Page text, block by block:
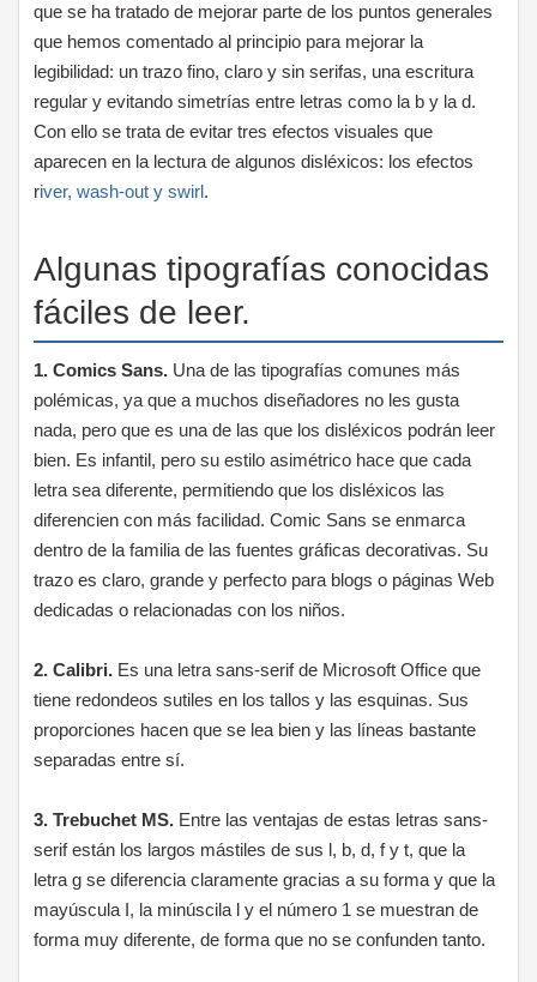
que se ha tratado de mejorar parte de los puntos generales
que hemos comentado al principio para mejorar la
legibilidad: un trazo fino, claro y sin serifas, una escritura
regular y evitando simetrías entre letras como la b y la d.
Con ello se trata de evitar tres efectos visuales que
aparecen en la lectura de algunos disléxicos: los efectos
river, wash-out y swirl.
Algunas tipografías conocidas
fáciles de leer.
1. Comics Sans. Una de las tipografías comunes más
polémicas, ya que a muchos diseñadores no les gusta
nada, pero que es una de las que los disléxicos podrán leer
bien. Es infantil, pero su estilo asimétrico hace que cada
letra sea diferente, permitiendo que los disléxicos las
diferencien con más facilidad. Comic Sans se enmarca
dentro de la familia de las fuentes gráficas decorativas. Su
trazo es claro, grande y perfecto para blogs o páginas Web
dedicadas o relacionadas con los niños.
2. Calibri. Es una letra sans-serif de Microsoft Office que
tiene redondeos sutiles en los tallos y las esquinas. Sus
proporciones hacen que se lea bien y las líneas bastante
separadas entre sí.
3. Trebuchet MS. Entre las ventajas de estas letras sans-
serif están los largos mástiles de sus l, b, d, f y t, que la
letra g se diferencia claramente gracias a su forma y que la
mayúscula I, la minúscila l y el número 1 se muestran de
forma muy diferente, de forma que no se confunden tanto.